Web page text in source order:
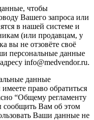
чтобы
Вашего запроса или
в нашей системе и
(или продавцам, у
вы не отзовёте своё
персональные данные
info@medvendor.ru.
данные
право обратиться
“Общему регламенту
Вам об этом
Ваши данные не